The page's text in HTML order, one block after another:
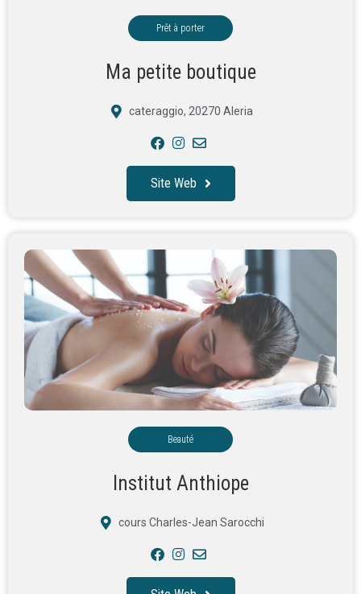
Prêt à porter
Ma petite boutique
cateraggio, 20270 Aleria
Site Web
Beauté
Institut Anthiope
cours Charles-Jean Sarocchi